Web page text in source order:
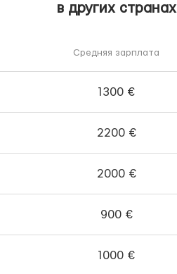
в других странах
Средняя зарплата
1300 €
2200 €
2000 €
900 €
1000 €